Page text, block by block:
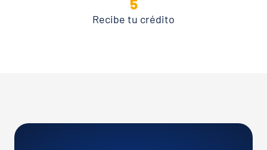
5
Recibe tu crédito